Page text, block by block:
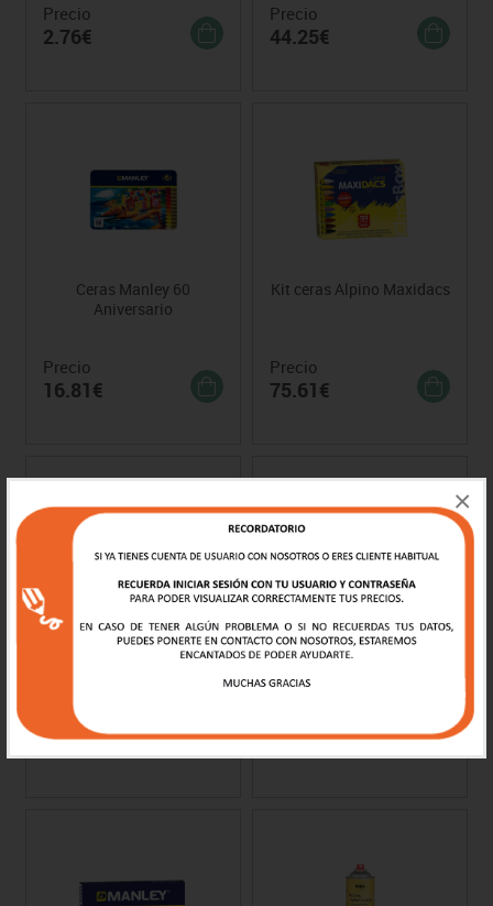
×
Precio
2.76€
Precio
44.25€
Ceras Manley 60
Aniversario
Precio
16.81€
Kit ceras Alpino Maxidacs
Precio
75.61€
Cera Manley colores de la
Precio
2.75€
Estuche de Ceras
Maxidacs
10.38€